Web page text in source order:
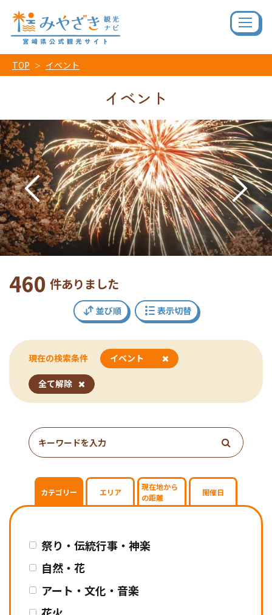
TOP イベント
イベント
460 件ありました
並び順 表示切替
現在の検索条件 イベント
全て解除
た
条
件
検
カテゴリー エリア
現在地から
の距離
開催日
祭り・伝統行事・神楽
自然・花
アート・文化・音楽